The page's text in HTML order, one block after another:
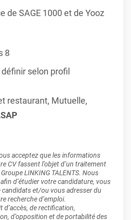
de SAGE 1000 et de Yooz
8
selon profil
restaurant, Mutuelle,
acceptez que les informations
CV fassent l’objet d’un traitement
LINKING TALENTS. Nous
d’étudier votre candidature, vous
et/ou vous adresser du
recherche d’emploi.
d’accès, de rectification,
d’opposition et de portabilité des